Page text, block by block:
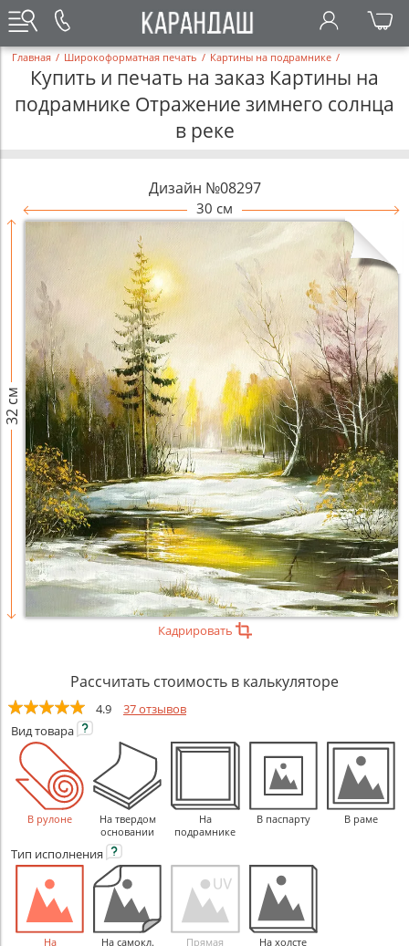
Главная / Широкоформатная печать / Картины на подрамнике /
Купить и печать на заказ Картины на
подрамнике Отражение зимнего солнца
в реке
Дизайн №08297
30 см
32 см
Кадрировать
Рассчитать стоимость в калькуляторе
4.9
37 отзывов
Видтовара
В рулоне
На твердом
основании
На
подрамнике
В паспарту В раме
Тип исполнения
На
На самокл.
Прямая
На холсте